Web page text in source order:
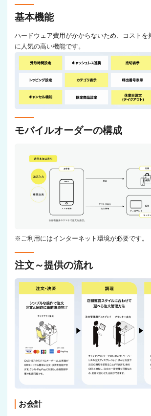
基本機能
ハードウェア費用がかからないため、コストを
に人気の高い機能です。
モバイルオーダーの構成
※ご利用にはインターネット環境が必要です。
注文～提供の流れ
お会計